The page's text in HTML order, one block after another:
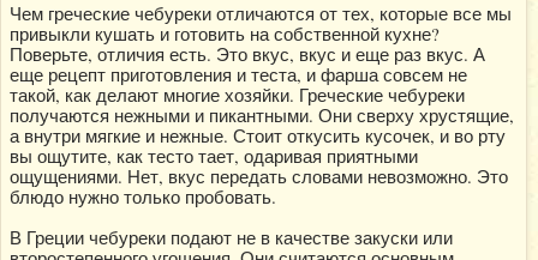
Чем греческие чебуреки отличаются от тех, которые все мы
привыкли кушать и готовить на собственной кухне?
Поверьте, отличия есть. Это вкус, вкус и еще раз вкус. А
еще рецепт приготовления и теста, и фарша совсем не
такой, как делают многие хозяйки. Греческие чебуреки
получаются нежными и пикантными. Они сверху хрустящие,
а внутри мягкие и нежные. Стоит откусить кусочек, и во рту
вы ощутите, как тесто тает, одаривая приятными
ощущениями. Нет, вкус передать словами невозможно. Это
блюдо нужно только пробовать.
В Греции чебуреки подают не в качестве закуски или